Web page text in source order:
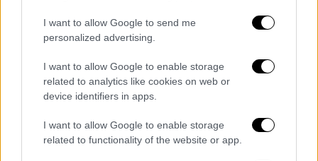
I want to allow Google to send me
personalized advertising.
I want to allow Google to enable storage
related to analytics like cookies on web or
device identifiers in apps.
I want to allow Google to enable storage
related to functionality of the website or app.
νέα διαμερίσματα ( έως 5 έτη) η αύξηση κατά
το β’ τρίμηνο φέτος ανήλθε σε 10,7% και σε
8,3% για τα παλαιότερα ( ηλικίας άνω των 5
ετών)
γεωγραφική περιοχή δείχνει ότι η αύξηση
των τιμών των διαμερισμάτων το β΄ τρίμηνο